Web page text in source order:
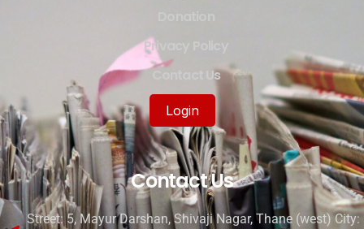
Privacy Policy
Contact Us
Login
Contact Us
Street: 5, Mayur Darshan, Shivaji Nagar, Thane (west) City: